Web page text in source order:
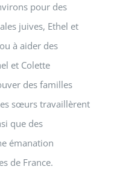
pour des
juives, Ethel et
à aider des
et Colette
des familles
sœurs travaillèrent
que des
émanation
de France.